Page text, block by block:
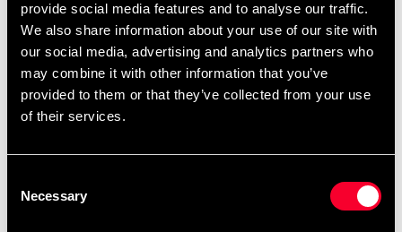
provide social media features and to analyse our traffic.
We also share information about your use of our site with
our social media, advertising and analytics partners who
may combine it with other information that you’ve
provided to them or that they’ve collected from your use
of their services.
Selection
Necessary
Produktinformation
Gymnastikbold eller Fitnessbold i slidstærkt
skridsikkert materiale. Godt værktøj til en række
øvelser som udspænding, styrketræning, yoga og
du vil variere din arbejdsergonomi. Farve Blå.